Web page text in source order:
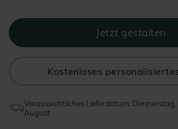
Kostenloses
Voraussichtliches Lieferdatum: Donnerstag,
August